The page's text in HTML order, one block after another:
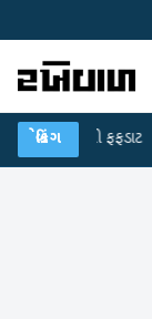
બ્રેકિંગ
ફફડાટ ●